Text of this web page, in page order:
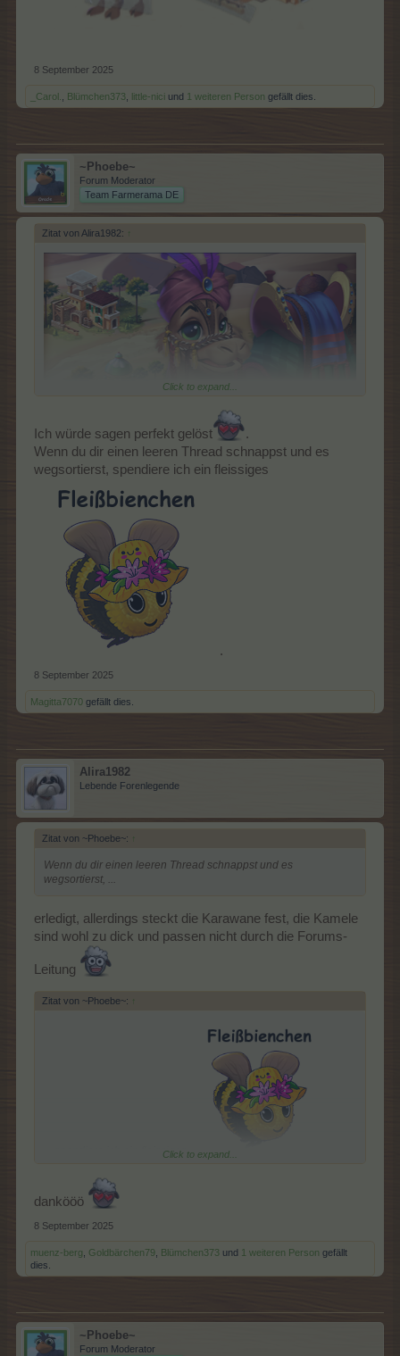
8 September 2025
_Carol. Blümchen373 little-nici und 1 weiteren Person gefällt dies.
~Phoebe~
Forum Moderator
Team Farmerama DE
Zitat von Alira1982: ↑
Fata Morgana
Folge der Kamelkarawane von Oase zu Oase. Ist alles so, wie
es scheint? Oder nur Fata Morgana? Verlier Dich nicht in der
Hitze!
Besuche den Zuchtstall und beginne mit der Zucht von Vögeln,
Begleite die Kamelkarawane bis zu viermal auf ihrer Reise, von
Oase zu Oase kannst du alle Belohnungen gewinnen
Zauberteppich-Karussell
Click to expand...
Ich würde sagen perfekt gelöst
.
Wenn du dir einen leeren Thread schnappst und es
wegsortierst, spendiere ich ein fleissiges
.
8 September 2025
Magitta7070 gefällt dies.
Alira1982
Lebende Forenlegende
Zitat von ~Phoebe~: ↑
Wenn du dir einen leeren Thread schnappst und es
wegsortierst, ...
erledigt, allerdings steckt die Karawane fest, die Kamele
sind wohl zu dick und passen nicht durch die Forums-
Leitung
Zitat von ~Phoebe~: ↑
... spendiere ich ein fleissigesClick to expand...
dankööö
8 September 2025
muenz-berg Goldbärchen79 Blümchen373 und 1 weiteren Person gefällt
dies.
~Phoebe~
Forum Moderator